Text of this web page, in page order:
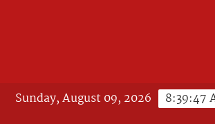
8:39:49
Sunday, August 09, 2026